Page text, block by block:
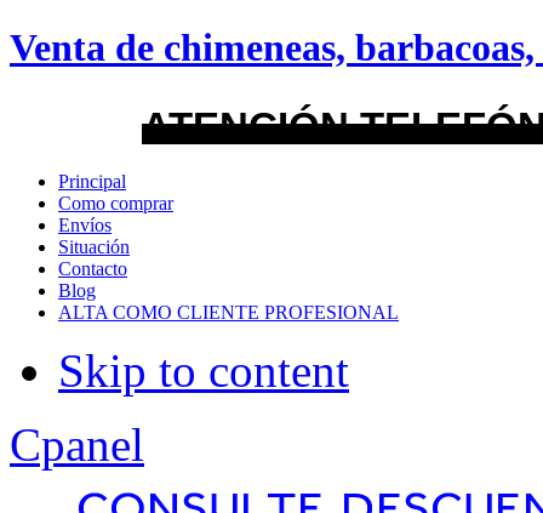
Venta de chimeneas, barbacoas,
ATENCIÓN
Principal
Como comprar
Envíos
Situación
Contacto
Blog
ALTA COMO CLIENTE PROFESIONAL
Skip to content
android
Menu Style
Mega
Css
Dropline
Split
Cpanel